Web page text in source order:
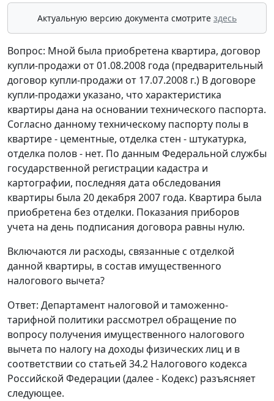
Актуальную версию документа смотрите здесь
Вопрос: Мной была приобретена квартира, договор
купли-продажи от 01.08.2008 года (предварительный
договор купли-продажи от 17.07.2008 г.) В договоре
купли-продажи указано, что характеристика
квартиры дана на основании технического паспорта.
Согласно данному техническому паспорту полы в
квартире - цементные, отделка стен - штукатурка,
отделка полов - нет. По данным Федеральной службы
государственной регистрации кадастра и
картографии, последняя дата обследования
квартиры была 20 декабря 2007 года. Квартира была
приобретена без отделки. Показания приборов
учета на день подписания договора равны нулю.
Включаются ли расходы, связанные с отделкой
данной квартиры, в состав имущественного
налогового вычета?
Ответ: Департамент налоговой и таможенно-
тарифной политики рассмотрел обращение по
вопросу получения имущественного налогового
вычета по налогу на доходы физических лиц и в
соответствии со статьей 34.2 Налогового кодекса
Российской Федерации (далее - Кодекс) разъясняет
следующее.